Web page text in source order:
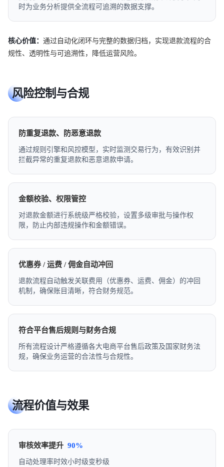
时为业务分析提供全流程可追溯的数据支撑。
核心价值： 通过自动化闭环与完整的数据归档，实现退款流程的合
规性、透明性与可追溯性，降低运营风险。
风险控制与合规
防重复退款、防恶意退款
通过规则引擎和风控模型，实时监测交易行为，有效识别并
拦截异常的重复退款和恶意退款申请。
金额校验、权限管控
对退款金额进行系统级严格校验，设置多级审批与操作权
限，防止内部违规操作和金额错误。
优惠券 / 运费 / 佣金自动冲回
退款流程自动触发关联费用（优惠券、运费、佣金）的冲回
机制，确保账目清晰，符合财务规范。
符合平台售后规则与财务合规
所有流程设计严格遵循各大电商平台售后政策及国家财务法
规，确保业务运营的合法性与合规性。
流程价值与效果
审核效率提升 90%
自动处理率时效小时级变秒级